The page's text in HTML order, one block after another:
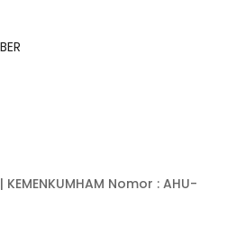
Nomor : AHU-